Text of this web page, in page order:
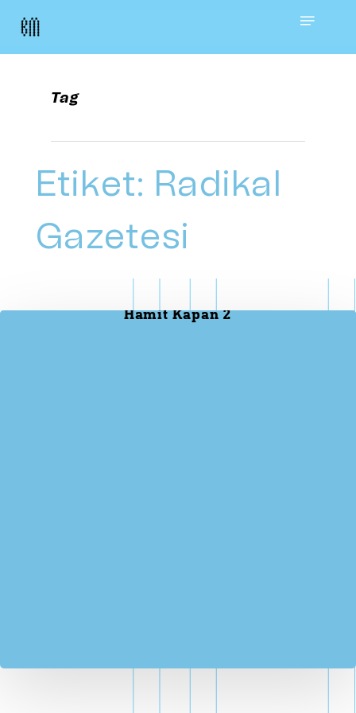
Skip
content
Menu
Tag
Etiket: Radikal
Gazetesi
Hamit Kapan 2